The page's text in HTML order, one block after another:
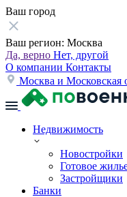
Ваш город
Ваш регион: Москва
Да, верно Нет, другой
О компании Контакты
Москва и Московская
Недвижимость
Новостройки
Готовое
Застройщики
Банки